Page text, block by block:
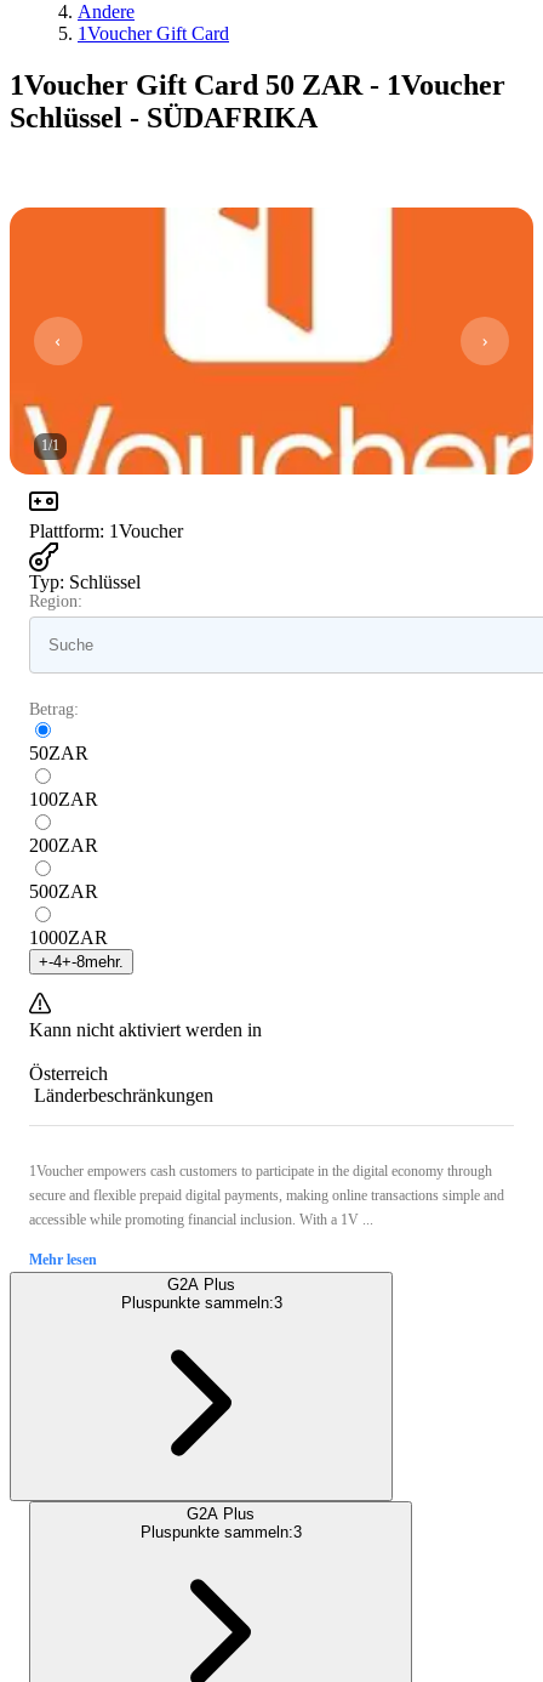
Andere
1Voucher Gift Card
1Voucher Gift Card 50 ZAR - 1Voucher
Schlüssel - SÜDAFRIKA
1/1
Plattform: 1Voucher
Typ: Schlüssel
Region:
Betrag:
50ZAR
100ZAR
200ZAR
500ZAR
1000ZAR
+-4+-8mehr.
Kann nicht aktiviert werden in
Österreich
Länderbeschränkungen
1Voucher empowers cash customers to participate in the digital economy through
secure and flexible prepaid digital payments, making online transactions simple and
accessible while promoting financial inclusion. With a 1V ...
Mehr lesen
G2A Plus
Pluspunkte sammeln:3
G2A Plus
Pluspunkte sammeln:3